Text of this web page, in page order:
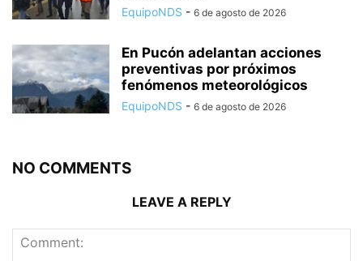
EquipoNDS - 6 de agosto de 2026
En Pucón adelantan acciones
preventivas por próximos
fenómenos meteorológicos
EquipoNDS - 6 de agosto de 2026
NO COMMENTS
LEAVE A REPLY